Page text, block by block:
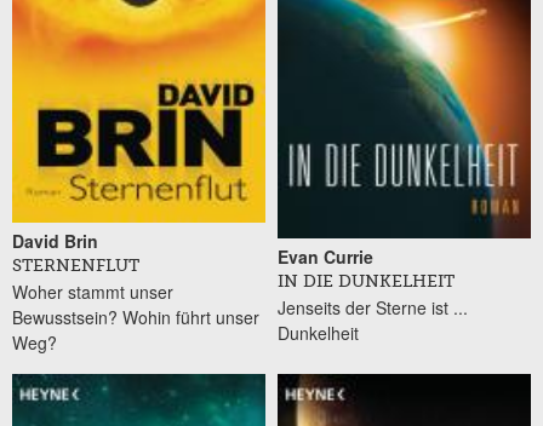
David Brin
STERNENFLUT
Woher stammt unser
Bewusstsein? Wohin führt unser
Weg?
Evan Currie
IN DIE DUNKELHEIT
Jenseits der Sterne ist ...
Dunkelheit